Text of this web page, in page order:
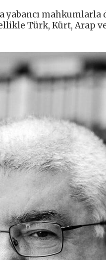
mahkumlarla
Türk, Kürt, Arap